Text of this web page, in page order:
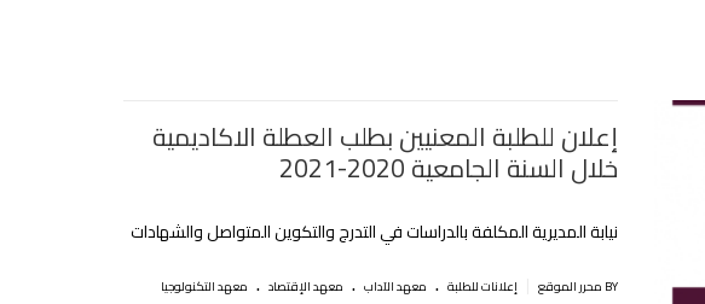
إعلان للطلبة المعنيين بطلب العطلة الاكاديمية
خلال السنة الجامعية 2020-2021
نيابة المديرية المكلفة بالدراسات في التدرج والتكوين المتواصل والشهادات
BY محرر الموقع إعلانات للطلبة . معهد الآداب . معهد الإقتصاد . معهد التكنولوجيا